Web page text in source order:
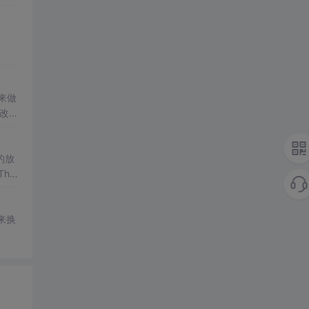
做
我
放
换